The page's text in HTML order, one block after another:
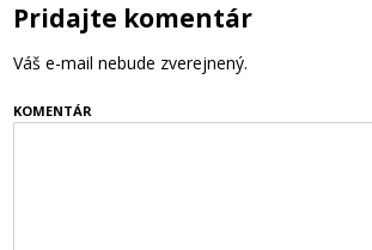
Pridajte komentár
Váš e-mail nebude zverejnený.
KOMENTÁR